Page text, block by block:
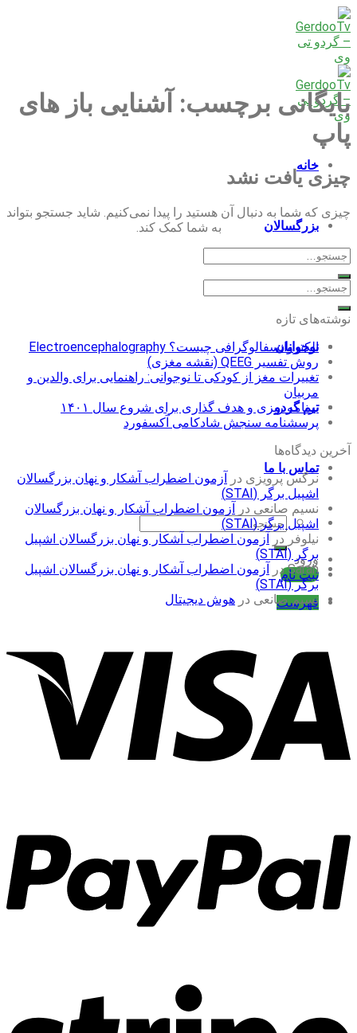
Skip
to
content
خانه
بزرگسالان
کودکان
نوجوانان
تیم گردو
تماس با ما
جستجو
برای:
ورود
ثبت نام
فهرست
بایگانی برچسب: آشنایی باز های
پاپ
چیزی یافت نشد
چیزی که شما به دنبال آن هستید را پیدا نمی‌کنیم. شاید جستجو بتواند
به شما کمک کند.
نوشته‌های تازه
الکتروانسفالوگرافی چیست؟ Electroencephalography
روش تفسیر QEEG (نقشه مغزی)
تغییرات مغز از کودکی تا نوجوانی: راهنمایی برای والدین و
مربیان
برنامه ریزی و هدف گذاری برای شروع سال ۱۴۰۱
پرسشنامه سنجش شادکامی آکسفورد
آخرین دیدگاه‌ها
نرگس پرویزی در آزمون اضطراب آشکار و نهان بزرگسالان
اشپیل برگر (STAI)
نسیم صانعی در آزمون اضطراب آشکار و نهان بزرگسالان
اشپیل برگر (STAI)
نیلوفر در آزمون اضطراب آشکار و نهان بزرگسالان اشپیل
برگر (STAI)
Sarahدر آزمون اضطراب آشکار و نهان بزرگسالان اشپیل
برگر (STAI)
نسیم صانعی در هوش دیجیتال